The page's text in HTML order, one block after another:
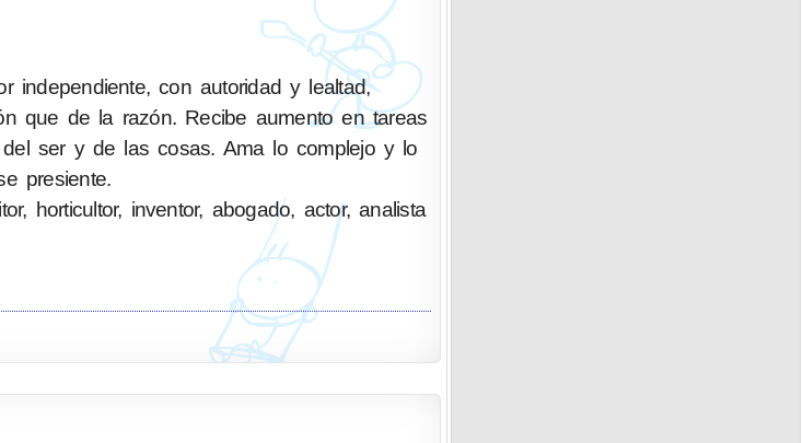
independiente, con autoridad y lealtad,
que de la razón. Recibe aumento en tareas
del ser y de las cosas. Ama lo complejo y lo
presiente.
horticultor, inventor, abogado, actor, analista